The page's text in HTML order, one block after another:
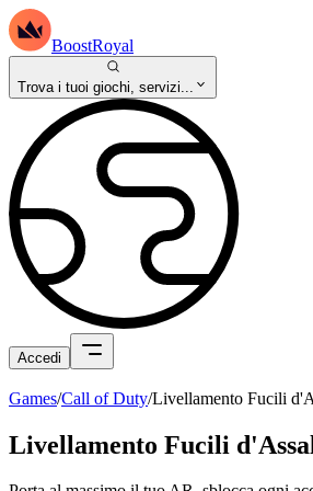
BoostRoyal
Trova i tuoi giochi, servizi...
Accedi
Games/Call of Duty/Livellamento Fucili
Livellamento Fucili